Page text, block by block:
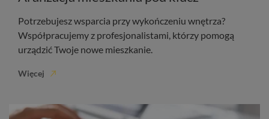
Potrzebujesz wsparcia przy wykończeniu wnętrza?
Współpracujemy z profesjonalistami, którzy pomogą
urządzić Twoje nowe mieszkanie.
Więcej